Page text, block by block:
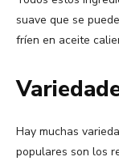
suave que se
fríen en aceite
Hay muchas
populares son los